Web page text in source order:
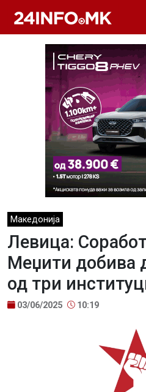
Македонија
Левица:
Меџити добива
од три
03/06/2025 10:19